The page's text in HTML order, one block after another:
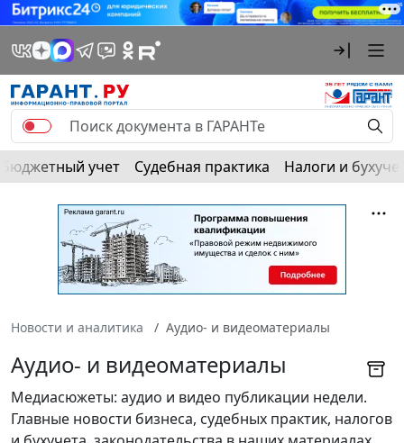
Бюджетный учет Судебная практика Налоги и
Новости и аналитика Аудио- и видеоматериалы
Аудио- и видеоматериалы
Медиасюжеты: аудио и видео публикации недели.
Главные новости бизнеса, судебных практик, налогов